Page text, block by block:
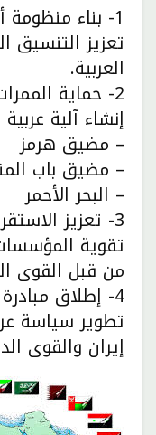
1- بناء منظومة أمن إقليمي عربي
تعزيز التنسيق
العربية.
2- حماية الممرات البحرية الاستراتيجية
إنشاء آلية
– مضيق هرمز
– مضيق باب
– البحر الأحمر
3- تعزيز الاستقرار السياسي الداخلي
تقوية
من قبل القوى
4- إطلاق مبادرة دبلوماسية عربية موحدة
تطوير سياسة
إيران والقوى